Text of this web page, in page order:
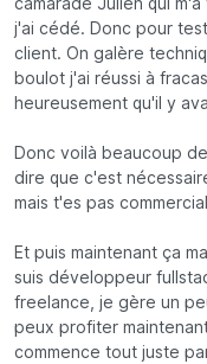
camarade Julien qui
j'ai cédé. Donc pour
client. On galère
boulot j'ai réussi à
heureusement qu'il y
Donc voilà beaucoup
dire que c'est
mais t'es pas
Et puis maintenant ça
suis développeur
freelance, je gère un
peux profiter
commence tout juste